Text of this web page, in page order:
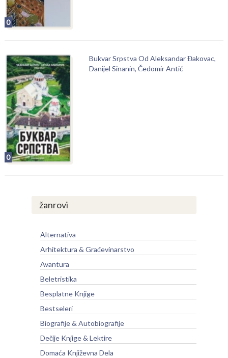
0
0
Bukvar Srpstva Od Aleksandar Đakovac,
Danijel Sinanin, Čedomir Antić
žanrovi
Alternativa
Arhitektura & Građevinarstvo
Avantura
Beletristika
Besplatne Knjige
Bestseleri
Biografije & Autobiografije
Dečije Knjige & Lektire
Domaća Književna Dela